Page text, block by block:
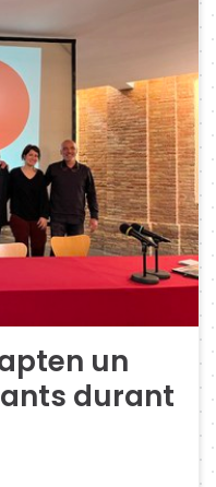
un
durant